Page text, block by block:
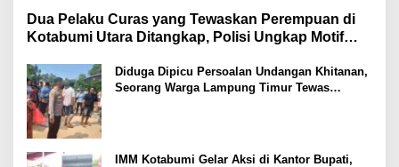
Dua Pelaku Curas yang Tewaskan Perempuan di
Kotabumi Utara Ditangkap, Polisi Ungkap Motif
Diduga Dipicu Persoalan Undangan Khitanan,
Seorang Warga Lampung Timur Tewas
IMM Kotabumi Gelar Aksi di Kantor Bupati,